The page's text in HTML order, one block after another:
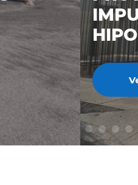
IMPUESTO
Ver más